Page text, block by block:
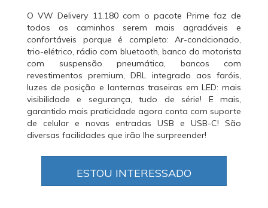
O VW Delivery 11.180 com o pacote Prime faz de
todos os caminhos serem mais agradáveis e
confortáveis porque é completo: Ar-condcionado,
trio-elétrico, rádio com bluetooth, banco do motorista
com suspensão pneumática, bancos com
revestimentos premium, DRL integrado aos faróis,
luzes de posição e lanternas traseiras em LED: mais
visibilidade e segurança, tudo de série! E mais,
garantido mais praticidade agora conta com suporte
de celular e novas entradas USB e USB-C! São
diversas facilidades que irão lhe surpreender!
ESTOU INTERESSADO